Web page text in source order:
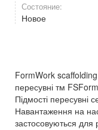
Состояние:
Новое
FormWork scaffolding
пересувні тм
Підмості пересувні
Навантаження на
застосовуються для